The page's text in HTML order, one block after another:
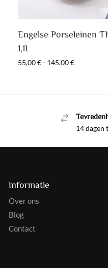
Engelse Porseleinen
1,1L
55,00€ - 145,00€
14 dagen
Informatie
Over ons
Blog
Contact